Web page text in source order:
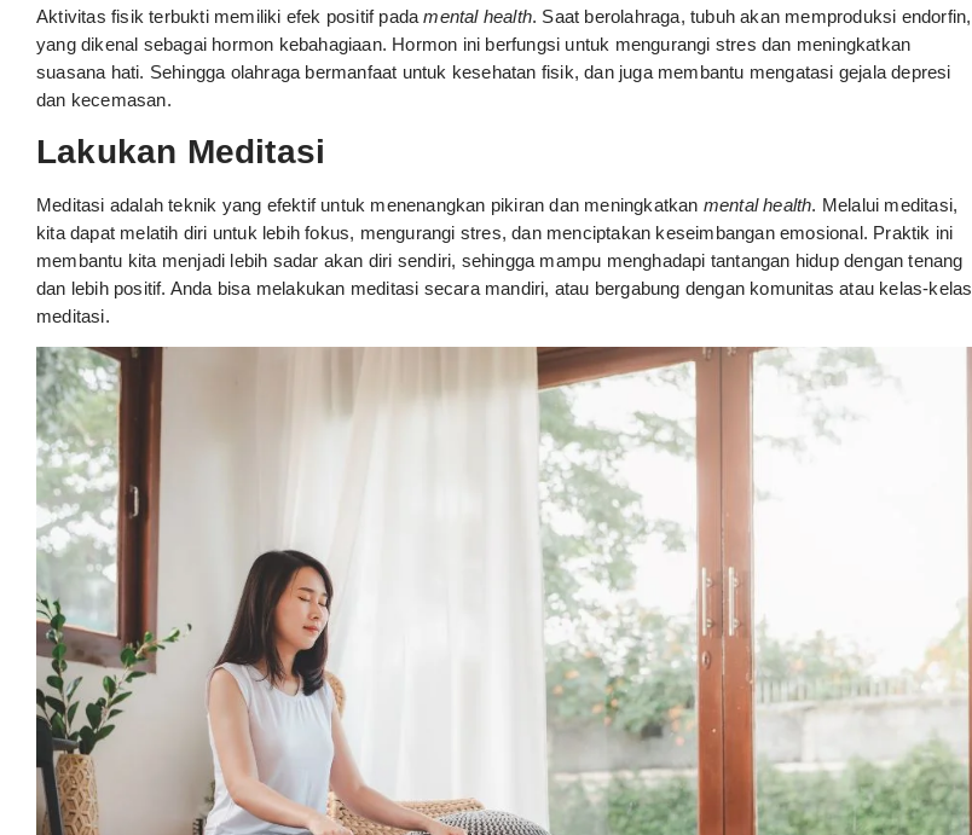
Aktivitas fisik terbukti memiliki efek positif padamental health. Saat berolahraga, tubuh akan memproduksi endorfin,
yang dikenal sebagai hormon kebahagiaan. Hormon ini berfungsi untuk mengurangi stres dan meningkatkan
suasana hati. Sehingga olahraga bermanfaat untuk kesehatan fisik, dan juga membantu mengatasi gejala depresi
dan kecemasan.
Lakukan Meditasi
Meditasi adalah teknik yang efektif untuk menenangkan pikiran dan meningkatkan mental health. Melalui meditasi,
kita dapat melatih diri untuk lebih fokus, mengurangi stres, dan menciptakan keseimbangan emosional. Praktik ini
membantu kita menjadi lebih sadar akan diri sendiri, sehingga mampu menghadapi tantangan hidup dengan tenang
dan lebih positif. Anda bisa melakukan meditasi secara mandiri, atau bergabung dengan komunitas atau kelas-kelas
meditasi.